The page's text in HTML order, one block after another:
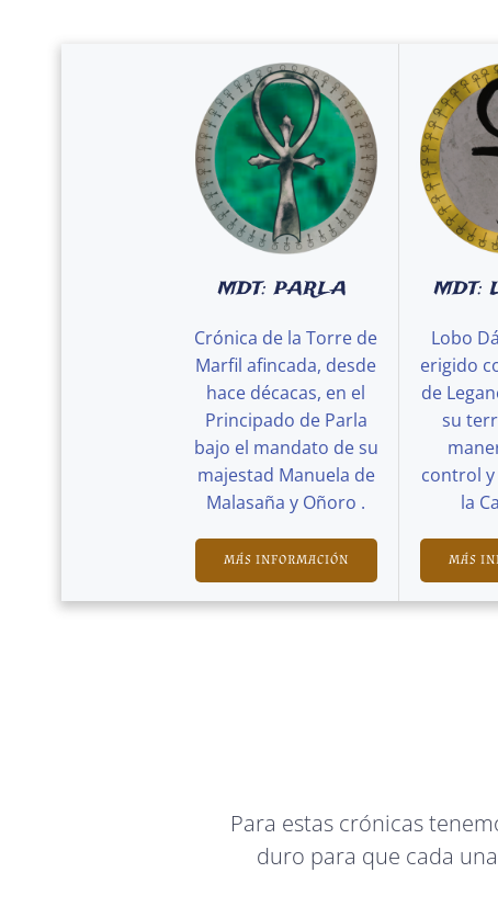
MDT: PARLA
Crónica de la Torre de
Marfil afincada, desde
hace décacas, en el
Principado de Parla
bajo el mandato de su
majestad Manuela de
Malasaña y Oñoro .
MÁS INFORMACIÓN
MDT:
Lobo
erigido
de
su
control y
la
MÁS
Para estas crónicas
duro para que cada